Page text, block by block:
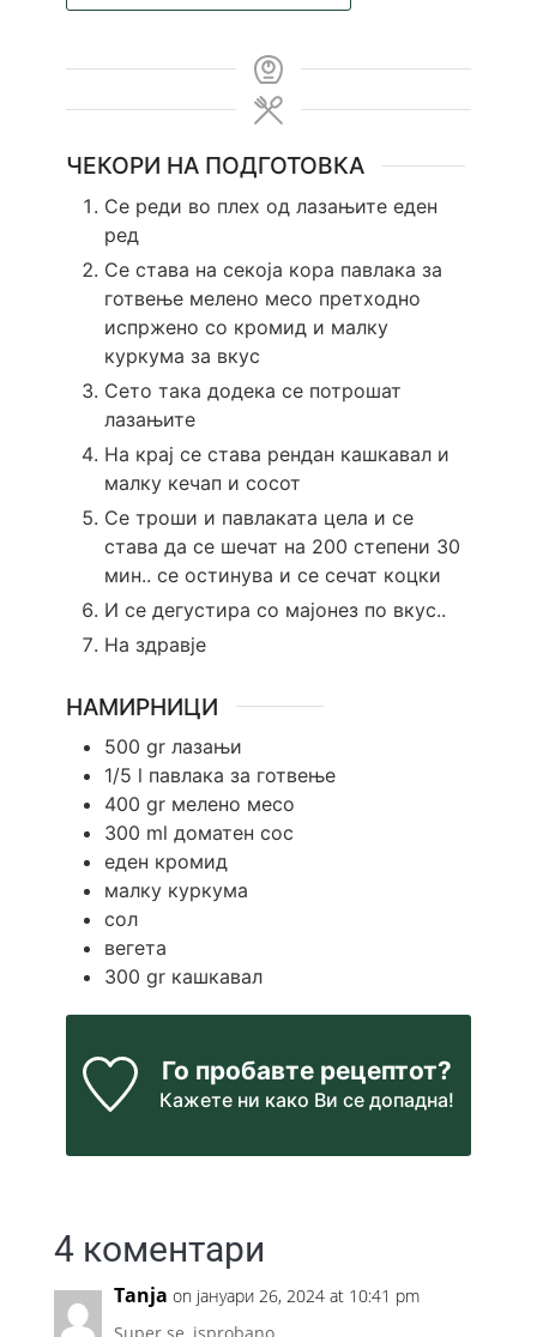
ЧЕКОРИ НА ПОДГОТОВКА
Се реди во плех од лазањите еден
ред
Се става на секоја кора павлака за
готвење мелено месо претходно
испржено со кромид и малку
куркума за вкус
Сето така додека се потрошат
лазањите
На крај се става рендан кашкавал и
малку кечап и сосот
Се троши и павлаката цела и се
става да се шечат на 200 степени 30
мин.. се остинува и се сечат коцки
И се дегустира со мајонез по вкус..
На здравје
НАМИРНИЦИ
500 gr лазањи
1/5 l павлака за готвење
400 gr мелено месо
300 ml доматен сос
еден кромид
малку куркума
сол
вегета
300 gr кашкавал
Го пробавте рецептот?
Кажете ни како Ви се допадна!
4 коментари
Tanja on јануари 26, 2024 at 10:41 pm